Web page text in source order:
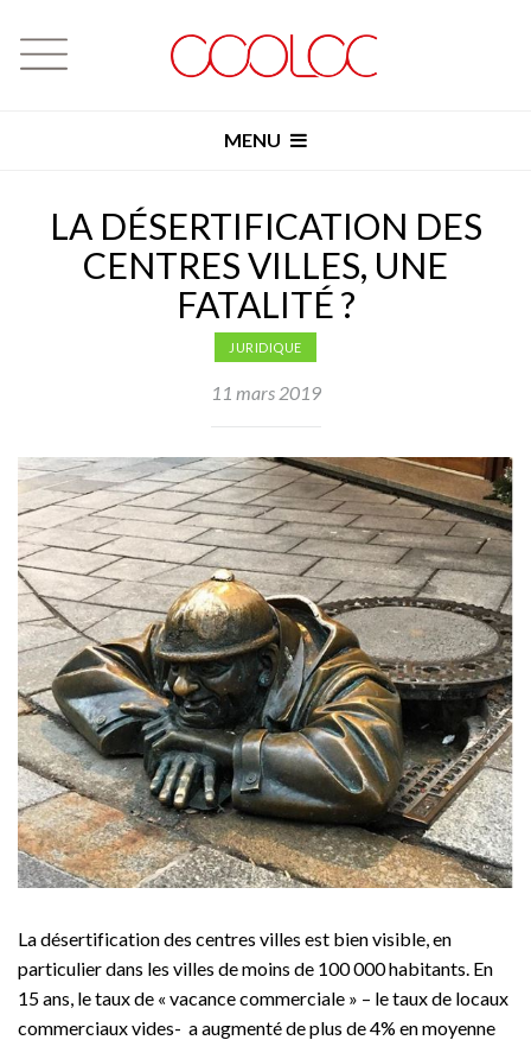
MENU
LA DÉSERTIFICATION DES
CENTRES VILLES, UNE
FATALITÉ ?
JURIDIQUE
11 mars 2019
La désertification des centres villes est bien visible, en
particulier dans les villes de moins de 100 000 habitants. En
15 ans, le taux de « vacance commerciale » – le taux de locaux
commerciaux vides- a augmenté de plus de 4% en moyenne